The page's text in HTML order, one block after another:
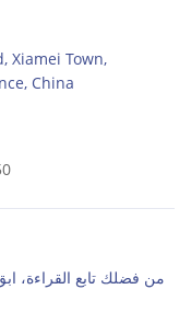
مرتفعة جدًا. يجب علينا
لضغط العمل والتدفق،
مشكلة درجة
النظام الهيدروليكي
ولزوجة مختلفة.
الطوب، تزيد درجة
كما أن زيادة تسرب
لذلك، يجب اختيار
لدرجة حرارة
Xiamei Town,
China
من فضلك تابع القراءة،